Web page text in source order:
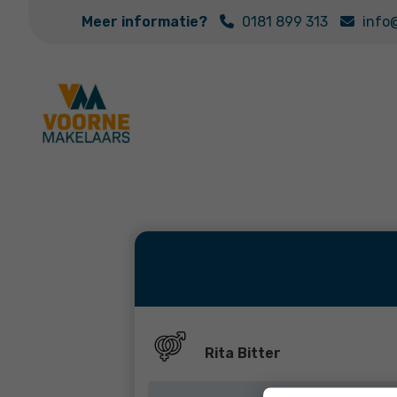
Meer informatie? 0181 899 313
Rita Bitter